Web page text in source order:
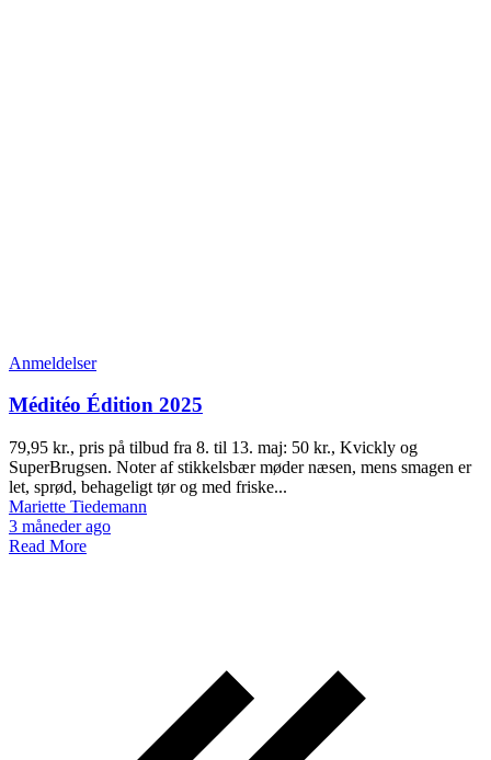
Anmeldelser
Méditéo Édition 2025
79,95 kr., pris på tilbud fra 8. til 13. maj: 50 kr., Kvickly og
SuperBrugsen. Noter af stikkelsbær møder næsen, mens smagen er
let, sprød, behageligt tør og med friske...
Mariette Tiedemann
3 måneder ago
Read More